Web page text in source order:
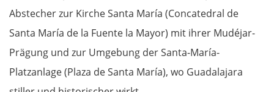
Abstecher zur Kirche Santa María (Concatedral de
Santa María de la Fuente la Mayor) mit ihrer Mudéjar-
Prägung und zur Umgebung der Santa-María-
Platzanlage (Plaza de Santa María), wo Guadalajara